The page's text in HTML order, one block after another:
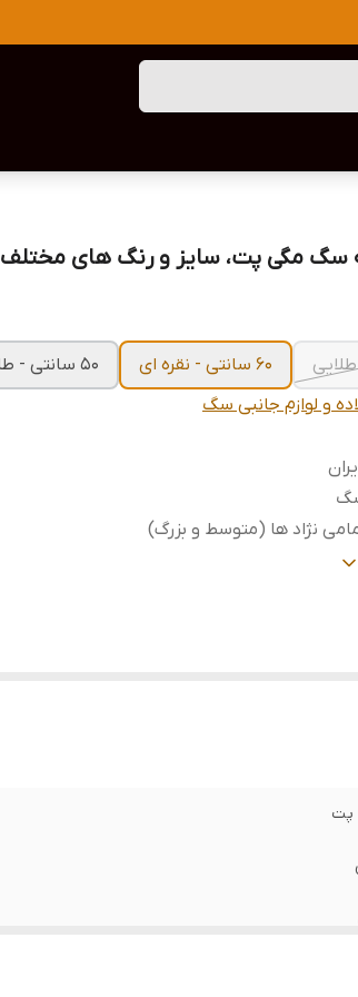
سگ مگی پت، سایز و رنگ های مختلف
۶۰ سانتی - نقره ای
۵۰ سانتی - طلایی
و لوازم جانبی سگ
نژاد ها (متوسط و بزرگ)
پت